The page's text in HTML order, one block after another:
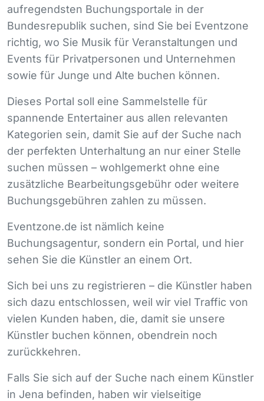
aufregendsten Buchungsportale in der
Bundesrepublik suchen, sind Sie bei Eventzone
richtig, wo Sie Musik für Veranstaltungen und
Events für Privatpersonen und Unternehmen
sowie für Junge und Alte buchen können.
Dieses Portal soll eine Sammelstelle für
spannende Entertainer aus allen relevanten
Kategorien sein, damit Sie auf der Suche nach
der perfekten Unterhaltung an nur einer Stelle
suchen müssen – wohlgemerkt ohne eine
zusätzliche Bearbeitungsgebühr oder weitere
Buchungsgebühren zahlen zu müssen.
Eventzone.de ist nämlich keine
Buchungsagentur, sondern ein Portal, und hier
sehen Sie die Künstler an einem Ort.
Sich bei uns zu registrieren – die Künstler haben
sich dazu entschlossen, weil wir viel Traffic von
vielen Kunden haben, die, damit sie unsere
Künstler buchen können, obendrein noch
zurückkehren.
Falls Sie sich auf der Suche nach einem Künstler
in Jena befinden, haben wir vielseitige